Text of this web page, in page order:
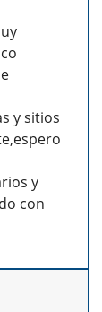
y sitios
y
con